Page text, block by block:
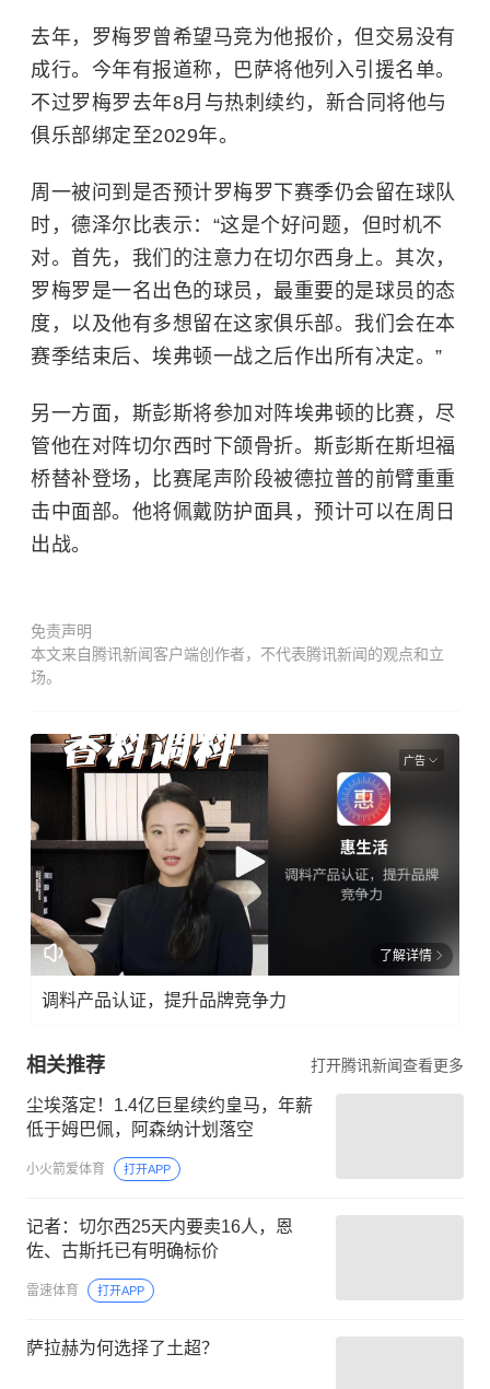
去年，罗梅罗曾希望马竞为他报价，但交易没有
成行。今年有报道称，巴萨将他列入引援名单。
不过罗梅罗去年8月与热刺续约，新合同将他与
俱乐部绑定至2029年。
周一被问到是否预计罗梅罗下赛季仍会留在球队
时，德泽尔比表示：“这是个好问题，但时机不
对。首先，我们的注意力在切尔西身上。其次，
罗梅罗是一名出色的球员，最重要的是球员的态
度，以及他有多想留在这家俱乐部。我们会在本
赛季结束后、埃弗顿一战之后作出所有决定。”
另一方面，斯彭斯将参加对阵埃弗顿的比赛，尽
管他在对阵切尔西时下颌骨折。斯彭斯在斯坦福
桥替补登场，比赛尾声阶段被德拉普的前臂重重
击中面部。他将佩戴防护面具，预计可以在周日
出战。
免责声明
本文来自腾讯新闻客户端创作者，不代表腾讯新闻的观点和立
场。
广告
了解详情
调料产品认证，提升品牌竞争力
相关推荐 打开腾讯新闻查看更多
尘埃落定！1.4亿巨星续约皇马，年薪
低于姆巴佩，阿森纳计划落空
小火箭爱体育 打开APP
记者：切尔西25天内要卖16人，恩
佐、古斯托已有明确标价
雷速体育 打开APP
萨拉赫为何选择了土超？